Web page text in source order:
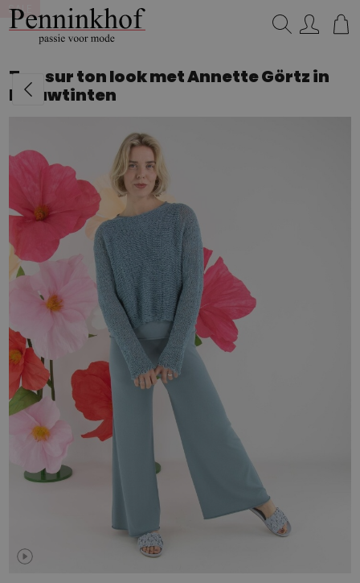
Ton sur ton look met Annette Görtz in
blauwtinten
SALE
SALE